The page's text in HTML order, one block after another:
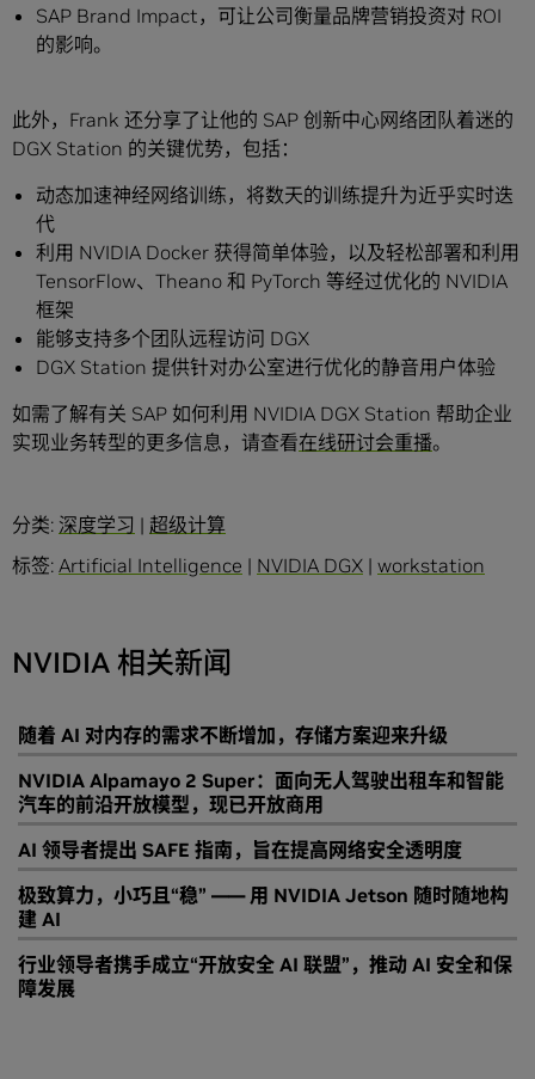
SAP Brand Impact，可让公司衡量品牌营销投资对 ROI
的影响。
此外，Frank 还分享了让他的 SAP 创新中心网络团队着迷的
DGX Station 的关键优势，包括：
动态加速神经网络训练，将数天的训练提升为近乎实时迭
代
利用 NVIDIA Docker 获得简单体验，以及轻松部署和利用
TensorFlow、Theano 和 PyTorch 等经过优化的 NVIDIA
框架
能够支持多个团队远程访问 DGX
DGX Station 提供针对办公室进行优化的静音用户体验
如需了解有关 SAP 如何利用 NVIDIA DGX Station 帮助企业
实现业务转型的更多信息，请查看在线研讨会重播。
分类: 深度学习 | 超级计算
标签: Artificial Intelligence | NVIDIA DGX | workstation
NVIDIA 相关新闻
随着 AI 对内存的需求不断增加，存储方案迎来升级
NVIDIA Alpamayo 2 Super：面向无人驾驶出租车和智能
汽车的前沿开放模型，现已开放商用
AI 领导者提出 SAFE 指南，旨在提高网络安全透明度
极致算力，小巧且“稳” —— 用 NVIDIA Jetson 随时随地构
建 AI
行业领导者携手成立“开放安全 AI 联盟”，推动 AI 安全和保
障发展